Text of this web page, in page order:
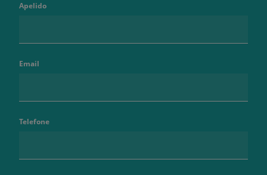
Apelido
Email
Telefone